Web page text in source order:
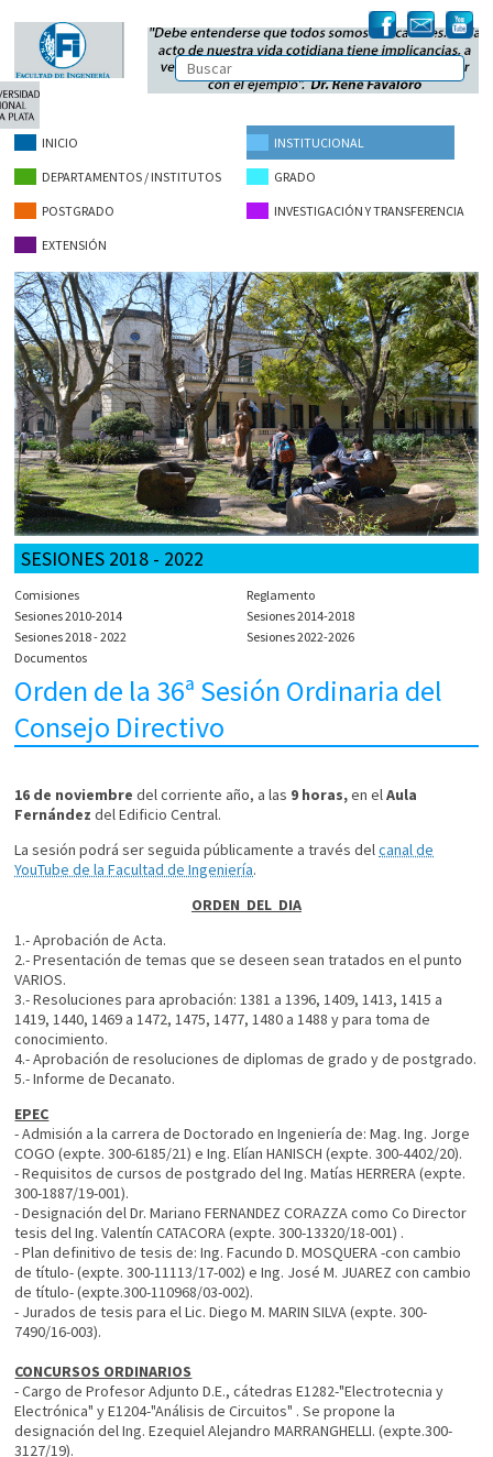
INICIO INSTITUCIONAL
DEPARTAMENTOS / INSTITUTOS GRADO
POSTGRADO INVESTIGACIÓN Y TRANSFERENCIA
EXTENSIÓN
SESIONES 2018 - 2022
Comisiones
Reglamento
Sesiones 2010-2014
Sesiones 2014-2018
Sesiones 2018 - 2022
Sesiones 2022-2026
Documentos
Orden de la 36ª Sesión Ordinaria del
Consejo Directivo
16 de noviembredel corriente año, a las 9 horas,en elAula
Fernández del Edificio Central.
La sesión podrá ser seguida públicamente a través delcanal de
YouTube de la Facultad de Ingeniería.
ORDEN DEL DIA
1.- Aprobación de Acta.
2.- Presentación de temas que se deseen sean tratados en el punto
VARIOS.
3.- Resoluciones para aprobación: 1381 a 1396, 1409, 1413, 1415 a
1419, 1440, 1469 a 1472, 1475, 1477, 1480 a 1488 y para toma de
conocimiento.
4.- Aprobación de resoluciones de diplomas de grado y de postgrado.
5.- Informe de Decanato.
EPEC
- Admisión a la carrera de Doctorado en Ingeniería de: Mag. Ing. Jorge
COGO (expte. 300-6185/21) e Ing. Elían HANISCH (expte. 300-4402/20).
- Requisitos de cursos de postgrado del Ing. Matías HERRERA (expte.
300-1887/19-001).
- Designación del Dr. Mariano FERNANDEZ CORAZZA como Co Director
tesis del Ing. Valentín CATACORA (expte. 300-13320/18-001) .
- Plan definitivo de tesis de: Ing. Facundo D. MOSQUERA -con cambio
de título- (expte. 300-11113/17-002) e Ing. José M. JUAREZ con cambio
de título- (expte.300-110968/03-002).
- Jurados de tesis para el Lic. Diego M. MARIN SILVA (expte. 300-
7490/16-003).
CONCURSOS ORDINARIOS
- Cargo de Profesor Adjunto D.E., cátedras E1282-"Electrotecnia y
Electrónica" y E1204-"Análisis de Circuitos" . Se propone la
designación del Ing. Ezequiel Alejandro MARRANGHELLI. (expte.300-
3127/19).